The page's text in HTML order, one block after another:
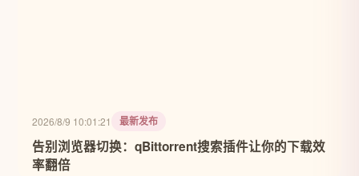
2026/8/9 10:01:21 最新发布
告别浏览器切换：qBittorrent搜索插件让你的下载效
率翻倍